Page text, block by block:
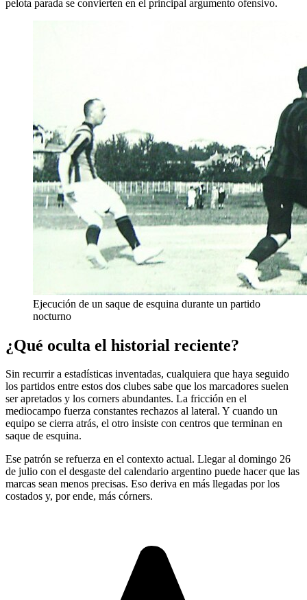
pelota parada se convierten en el principal argumento ofensivo.
Ejecución de un saque de esquina durante un partido
nocturno
¿Qué oculta el historial reciente?
Sin recurrir a estadísticas inventadas, cualquiera que haya seguido
los partidos entre estos dos clubes sabe que los marcadores suelen
ser apretados y los corners abundantes. La fricción en el
mediocampo fuerza constantes rechazos al lateral. Y cuando un
equipo se cierra atrás, el otro insiste con centros que terminan en
saque de esquina.
Ese patrón se refuerza en el contexto actual. Llegar al domingo 26
de julio con el desgaste del calendario argentino puede hacer que las
marcas sean menos precisas. Eso deriva en más llegadas por los
costados y, por ende, más córners.